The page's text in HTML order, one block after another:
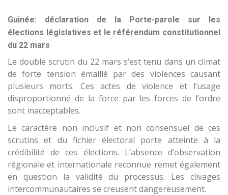
Guinée: déclaration de la Porte-parole sur les
élections législatives et le référendum constitutionnel
du 22 mars
Le double scrutin du 22 mars s’est tenu dans un climat
de forte tension émaillé par des violences causant
plusieurs morts. Ces actes de violence et l’usage
disproportionné de la force par les forces de l’ordre
sont inacceptables.
Le caractère non inclusif et non consensuel de ces
scrutins et du fichier électoral porte atteinte à la
crédibilité de ces élections. L’absence d’observation
régionale et internationale reconnue remet également
en question la validité du processus. Les clivages
intercommunautaires se creusent dangereusement.